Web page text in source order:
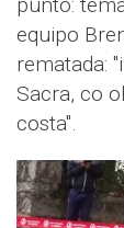
punto:
equipo
rematada:
Sacra, co
costa".